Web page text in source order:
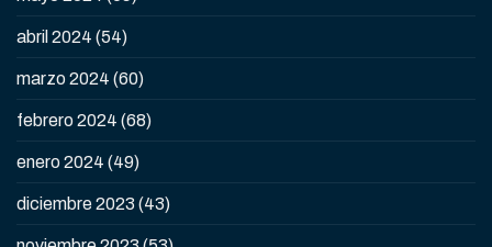
abril 2024 (54)
marzo 2024 (60)
febrero 2024 (68)
enero 2024 (49)
diciembre 2023 (43)